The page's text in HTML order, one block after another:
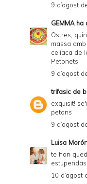
9 d’agost
GEMMAha
Ostres,
massa
celíaca de
Petonets.
9 d’agost
trifasic de
exquisit!
petons
9 d’agost
Luisa
te han
10 d’agost